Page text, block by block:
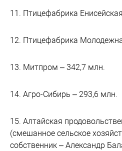
11. Птицефабрика
12. Птицефабрика
13. Митпром – 342,7 млн.
14. Агро-Сибирь – 293,6 млн.
15. Алтайская
(смешанное сельское
собственник – Александр